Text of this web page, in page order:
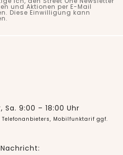
und Aktionen per E-Mail
Diese Einwilligung kann
Sa. 9:00 – 18:00 Uhr
Mobilfunktarif ggf.